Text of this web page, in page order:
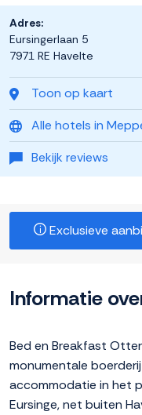
Toon op kaart
Alle hotels in
Bekijk reviews
Adres:
Eursingerlaan 5
7971 RE Havelte
Exclusieve
Informatie
Bed en Breakfast
monumentale
accommodatie in het
Eursinge, net buiten